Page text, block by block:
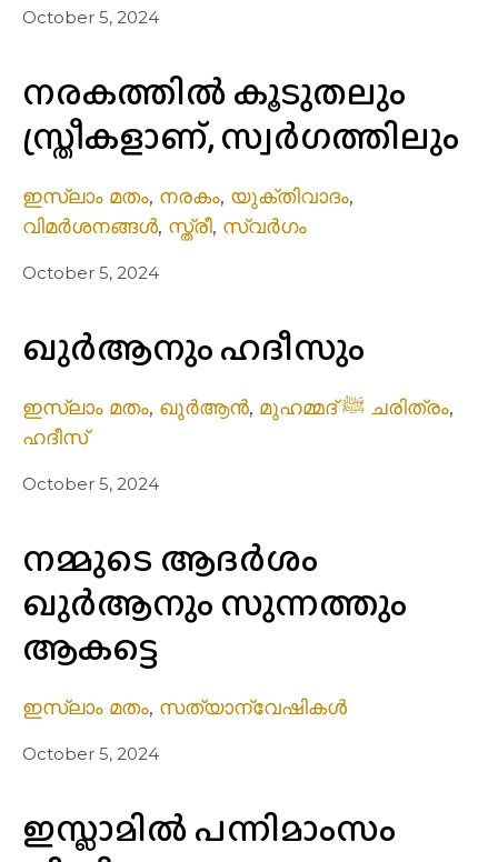
October 5, 2024
നരകത്തില്‍ കൂടുതലും
സ്ത്രീകളാണ്, സ്വർഗത്തിലും
ഇസ്ലാം മതം, നരകം, യുക്തിവാദം,
വിമർശനങ്ങൾ, സ്ത്രീ, സ്വർഗം
October 5, 2024
ഖുർആനും ഹദീസും
ഇസ്ലാം മതം, ഖുർആൻ, മുഹമ്മദ് ﷺ ചരിത്രം,
ഹദീസ്
October 5, 2024
നമ്മുടെ ആദർശം
ഖുർആനും സുന്നത്തും
ആകട്ടെ
ഇസ്ലാം മതം, സത്യാന്വേഷികൾ
October 5, 2024
ഇസ്ലാമിൽ പന്നിമാംസം